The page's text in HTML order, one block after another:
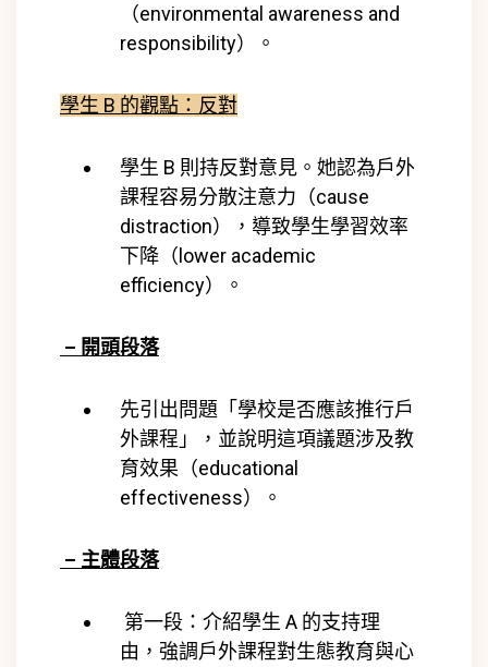
（environmental awareness and
responsibility）。
學生 B 的觀點：反對
學生 B 則持反對意見。她認為戶外
課程容易分散注意力（cause
distraction），導致學生學習效率
下降（lower academic
efficiency）。
– 開頭段落
先引出問題「學校是否應該推行戶
外課程」，並說明這項議題涉及教
育效果（educational
effectiveness）。
– 主體段落
第一段：介紹學生 A 的支持理
由，強調戶外課程對生態教育與心